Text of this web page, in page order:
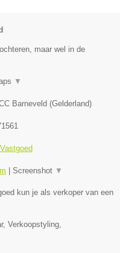
maar wel in de
▼
Barneveld (Gelderland)
Screenshot ▼
kun je als verkoper van een
Verkoopstyling,